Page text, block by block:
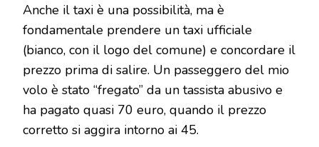
Anche il taxi è una possibilità, ma è
fondamentale prendere un taxi ufficiale
(bianco, con il logo del comune) e concordare il
prezzo prima di salire. Un passeggero del mio
volo è stato “fregato” da un tassista abusivo e
ha pagato quasi 70 euro, quando il prezzo
corretto si aggira intorno ai 45.